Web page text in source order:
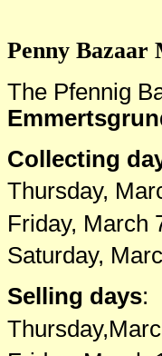
Penny Bazaar
The Pfennig
Collecting
Thursday,
Friday, March
Saturday,
Selling days: